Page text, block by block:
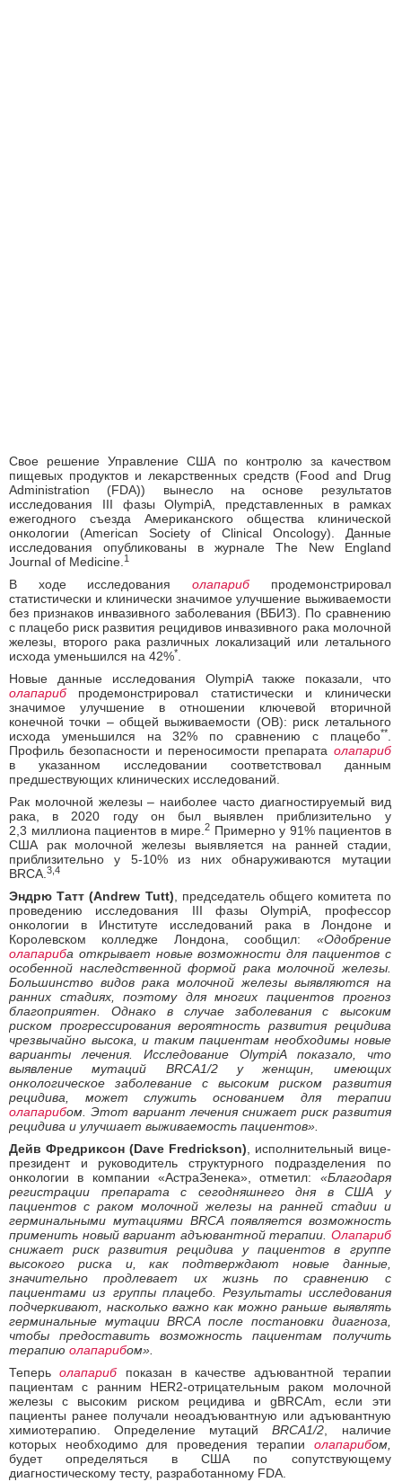
Свое решение Управление США по контролю за качеством
пищевых продуктов и лекарственных средств (Food and Drug
Administration (FDA)) вынесло на основе результатов
исследования III фазы OlympiA, представленных в рамках
ежегодного съезда Американского общества клинической
онкологии (American Society of Clinical Oncology). Данные
исследования опубликованы в журнале The New England
Journal of Medicine.1
В ходе исследования олапариб
продемонстрировал
статистически и клинически значимое улучшение выживаемости
без признаков инвазивного заболевания (ВБИЗ). По сравнению
с плацебо риск развития рецидивов инвазивного рака молочной
железы, второго рака различных локализаций или летального
исхода уменьшился на 42%*.
Новые данные исследования OlympiA также показали, что
олапарибпродемонстрировал статистически и клинически
значимое улучшение в отношении ключевой вторичной
конечной точки – общей выживаемости (ОВ): риск летального
исхода уменьшился на 32% по сравнению с плацебо**.
Профиль безопасности и переносимости препарата олапариб
в указанном исследовании соответствовал данным
предшествующих клинических исследований.
Рак молочной железы – наиболее часто диагностируемый вид
рака, в 2020 году он был выявлен приблизительно у
2,3 миллиона пациентов в мире.2 Примерно у 91% пациентов в
США рак молочной железы выявляется на ранней стадии,
приблизительно у 5-10% из них обнаруживаются мутации
BRCA.3,4
Эндрю Татт (Andrew Tutt), председатель общего комитета по
проведению исследования III фазы OlympiA, профессор
онкологии в Институте исследований рака в Лондоне и
Королевском колледже Лондона, сообщил: «Одобрение
олапариба открывает новые возможности для пациентов с
особенной наследственной формой рака молочной железы.
Большинство видов рака молочной железы выявляются на
ранних стадиях, поэтому для многих пациентов прогноз
благоприятен. Однако в случае заболевания с высоким
риском прогрессирования вероятность развития рецидива
чрезвычайно высока, и таким пациентам необходимы новые
варианты лечения. Исследование OlympiA показало, что
выявление мутаций BRCA1/2 у женщин, имеющих
онкологическое заболевание с высоким риском развития
рецидива, может служить основанием для терапии
олапарибом. Этот вариант лечения снижает риск развития
рецидива и улучшает выживаемость пациентов».
Дейв Фредриксон (Dave Fredrickson), исполнительный вице-
президент и руководитель структурного подразделения по
онкологии в компании «АстраЗенека», отметил: «Благодаря
регистрации препарата с сегодняшнего дня в США у
пациентов с раком молочной железы на ранней стадии и
герминальными мутациями BRCA появляется возможность
применить новый вариант адъювантной терапии. Олапариб
снижает риск развития рецидива у пациентов в группе
высокого риска и, как подтверждают новые данные,
значительно продлевает их жизнь по сравнению с
пациентами из группы плацебо. Результаты исследования
подчеркивают, насколько важно как можно раньше выявлять
герминальные мутации BRCA после постановки диагноза,
чтобы предоставить возможность пациентам получить
терапию олапарибом».
Теперьолапарибпоказан в качестве адъювантной терапии
пациентам с ранним HER2-отрицательным раком молочной
железы с высоким риском рецидива и gBRCAm, если эти
пациенты ранее получали неоадъювантную или адъювантную
химиотерапию. Определение мутацийBRCA1/2, наличие
которых необходимо для проведения терапии олапарибом,
будет определяться в США по сопутствующему
диагностическому тесту, разработанному FDA.